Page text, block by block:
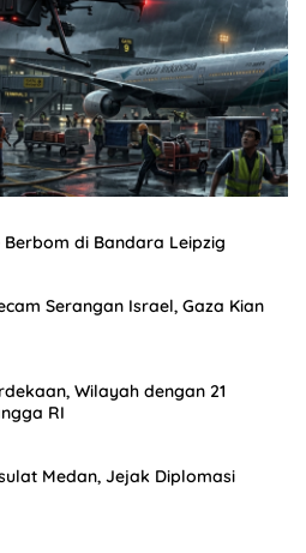
di Bandara Leipzig
Serangan Israel, Gaza Kian
Wilayah dengan 21
RI
Medan, Jejak Diplomasi